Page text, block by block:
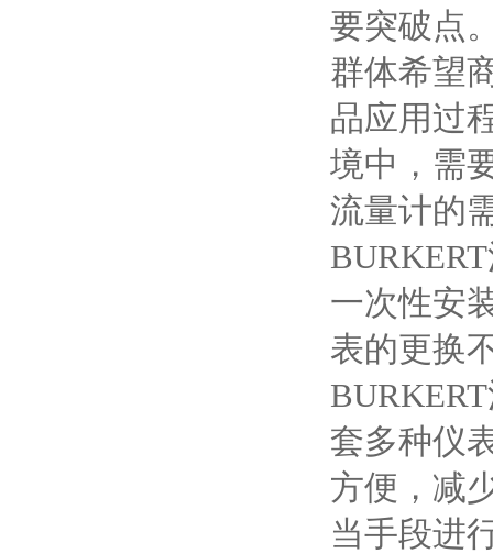
要突破点
群体希望
品应用过
境中，需
流量计的
一次性安
表的更换
套多种仪
方便，减
当手段进